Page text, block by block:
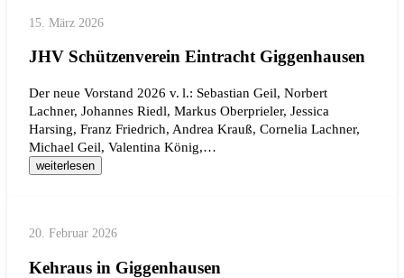
15. März 2026
JHV Schützenverein Eintracht Giggenhausen
Der neue Vorstand 2026 v. l.: Sebastian Geil, Norbert
Lachner, Johannes Riedl, Markus Oberprieler, Jessica
Harsing, Franz Friedrich, Andrea Krauß, Cornelia Lachner,
Michael Geil, Valentina König,…
weiterlesen
20. Februar 2026
Kehraus in Giggenhausen